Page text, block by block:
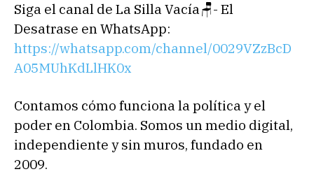
‎Siga el canal de La Silla Vacía🪑- El
Desatrase en WhatsApp:
https://whatsapp.com/channel/0029VZzBcD
A05MUhKdLlHK0x
Contamos cómo funciona la política y el
poder en Colombia. Somos un medio digital,
independiente y sin muros, fundado en
2009.